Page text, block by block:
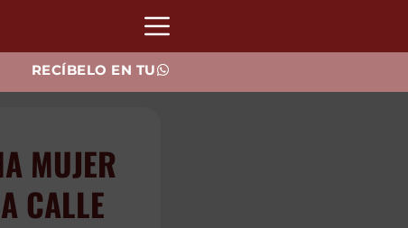
RECÍBELO EN TU
DE
DE